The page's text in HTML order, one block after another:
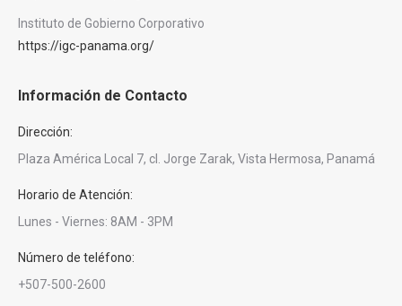
Instituto de Gobierno Corporativo
https://igc-panama.org/
Información de Contacto
Dirección:
Plaza América Local 7, cl. Jorge Zarak, Vista Hermosa, Panamá
Horario de Atención:
Lunes - Viernes: 8AM - 3PM
Número de teléfono:
+507-500-2600